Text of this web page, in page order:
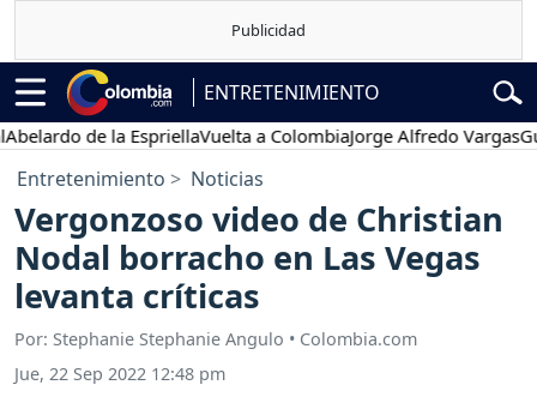
ENTRETENIMIENTO
de la EspriellaVuelta a ColombiaJorge Alfredo Vargas
Entretenimiento Noticias
Vergonzoso video de Christian
Nodal borracho en Las Vegas
levanta críticas
Por: Stephanie Stephanie Angulo • Colombia.com
Jue, 22 Sep 2022 12:48 pm